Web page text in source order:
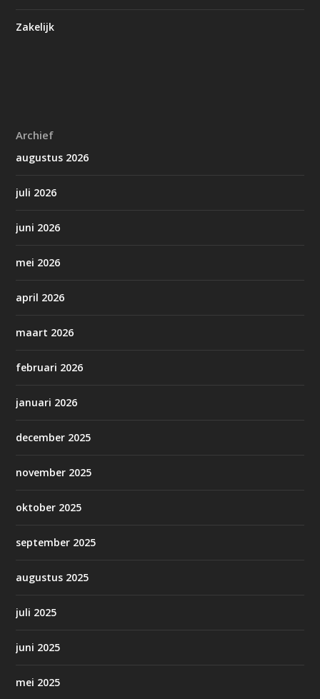
Zakelijk
Archief
augustus 2026
juli 2026
juni 2026
mei 2026
april 2026
maart 2026
februari 2026
januari 2026
december 2025
november 2025
oktober 2025
september 2025
augustus 2025
juli 2025
juni 2025
mei 2025